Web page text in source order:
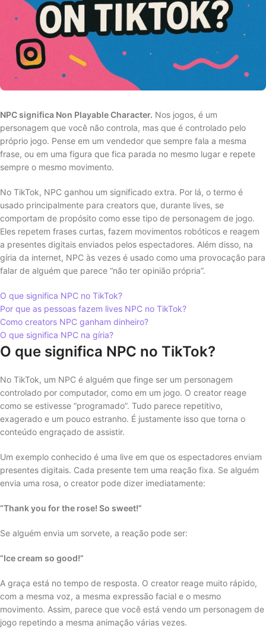
NPC significa Non Playable Character. Nos jogos, é um
personagem que você não controla, mas que é controlado pelo
próprio jogo. Pense em um vendedor que sempre fala a mesma
frase, ou em uma figura que fica parada no mesmo lugar e repete
sempre o mesmo movimento.
No TikTok, NPC ganhou um significado extra. Por lá, o termo é
usado principalmente para creators que, durante lives, se
comportam de propósito como esse tipo de personagem de jogo.
Eles repetem frases curtas, fazem movimentos robóticos e reagem
a presentes digitais enviados pelos espectadores. Além disso, na
gíria da internet, NPC às vezes é usado como uma provocação para
falar de alguém que parece “não ter opinião própria”.
O que significa NPC no TikTok?
Por que as pessoas fazem lives NPC no TikTok?
Como creators NPC ganham dinheiro?
O que significa NPC na gíria?
O que significa NPC no TikTok?
No TikTok, um NPC é alguém que finge ser um personagem
controlado por computador, como em um jogo. O creator reage
como se estivesse “programado”. Tudo parece repetitivo,
exagerado e um pouco estranho. É justamente isso que torna o
conteúdo engraçado de assistir.
Um exemplo conhecido é uma live em que os espectadores enviam
presentes digitais. Cada presente tem uma reação fixa. Se alguém
envia uma rosa, o creator pode dizer imediatamente:
“Thank you for the rose! So sweet!”
Se alguém envia um sorvete, a reação pode ser:
“Ice cream so good!”
A graça está no tempo de resposta. O creator reage muito rápido,
com a mesma voz, a mesma expressão facial e o mesmo
movimento. Assim, parece que você está vendo um personagem de
jogo repetindo a mesma animação várias vezes.